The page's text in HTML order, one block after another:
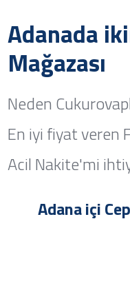
Adanada
Mağazası
Neden
En iyi fiyat
Acil Nakite'mi
Adana içi